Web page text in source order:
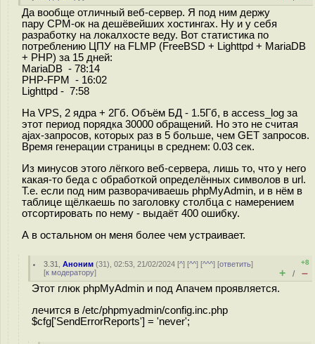
Да вообще отличный веб-сервер. Я под ним держу
пару СРМ-ок на дешёвейших хостингах. Ну и у себя
разработку на локалхосте веду. Вот статистика по
потреблению ЦПУ на FLMP (FreeBSD + Lighttpd + MariaDB
+ PHP) за 15 дней:
MariaDB - 78:14
PHP-FPM - 16:02
Lighttpd - 7:58
На VPS, 2 ядра + 2Гб. Объём БД - 1.5Гб, в access_log за
этот период порядка 30000 обращений. Но это не считая
ajax-запросов, которых раз в 5 больше, чем GET запросов.
Время генерации страницы в среднем: 0.03 сек.
Из минусов этого лёгкого веб-сервера, лишь то, что у него
какая-то беда с обработкой определённых символов в url.
Т.е. если под ним разворачиваешь phpMyAdmin, и в нём в
таблице щёлкаешь по заголовку столбца с намерением
отсортировать по нему - выдаёт 400 ошибку.
А в остальном он меня более чем устраивает.
3.31 ,Аноним (31), 02:53, 21/02/2024 [^] [^^] [^^^] [ответить]
[к модератору]
+8
+ / –
Этот глюк phpMyAdmin и под Апачем проявляется.
лечится в /etc/phpmyadmin/config.inc.php
$cfg['SendErrorReports'] = 'never';